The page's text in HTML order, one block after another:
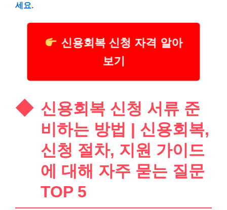
세요.
신용회복 신청 자격 알아
보기
신용회복 신청 서류 준
비하는 방법 | 신용회복,
신청 절차, 지원 가이드
에 대해 자주 묻는 질문
TOP 5